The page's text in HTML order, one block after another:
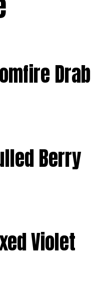
Drab
Berry
Violet